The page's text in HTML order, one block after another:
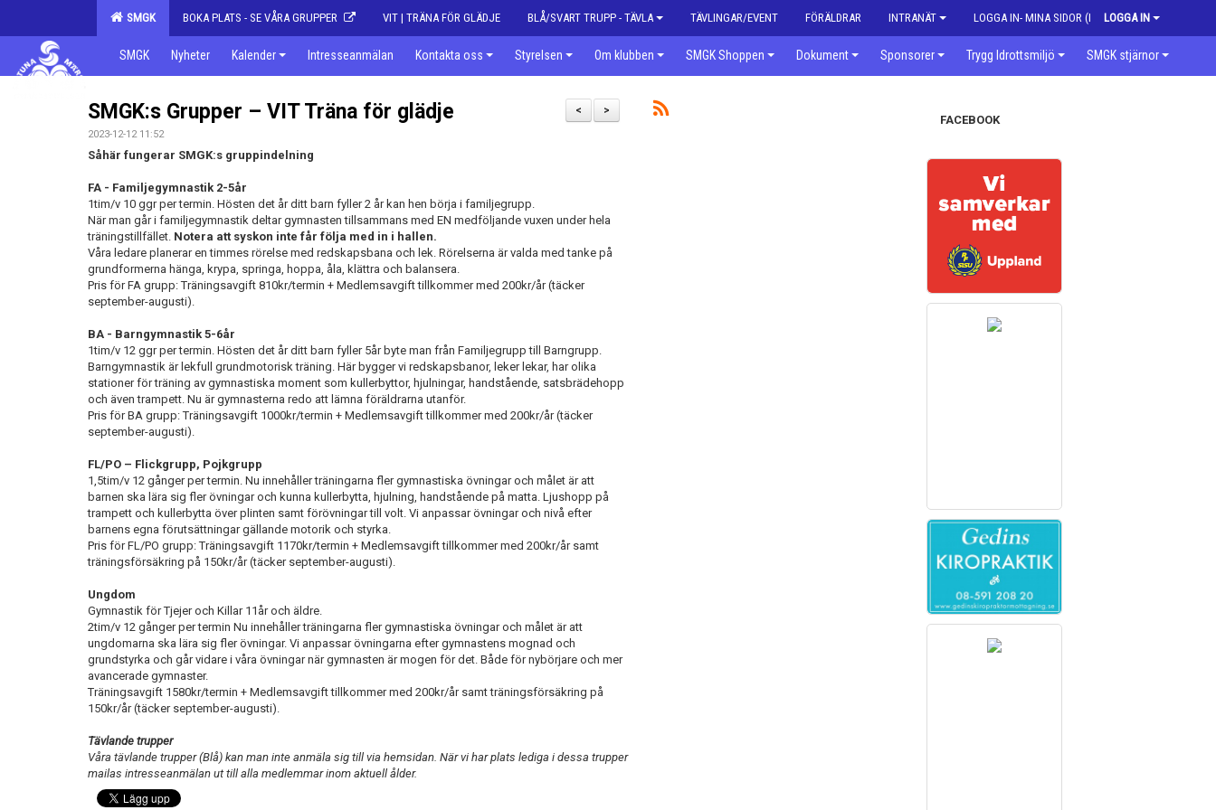
SMGK BOKA PLATS - SE VÅRA GRUPPER VIT | TRÄNA FÖR GLÄDJE BLÅ/SVART TRUPP - TÄVLA TÄVLINGAR/EVENT FÖRÄLDRAR INTRANÄT LOGGA IN- MINA SIDOR (MEDLEM)
LOGGA IN
SMGK Nyheter Kalender Intresseanmälan Kontakta oss Styrelsen Om klubben SMGK Shoppen Dokument Sponsorer Trygg Idrottsmiljö SMGK stjärnor
>
<
SMGK:s Grupper – VIT Träna för glädje
2023-12-12 11:52
Såhär fungerar SMGK:s gruppindelning
FA - Familjegymnastik 2-5år
1tim/v 10 ggr per termin. Hösten det år ditt barn fyller 2 år kan hen börja i familjegrupp.
När man går i familjegymnastik deltar gymnasten tillsammans med EN medföljande vuxen under hela
träningstillfället. Notera att syskon inte får följa med in i hallen.
Våra ledare planerar en timmes rörelse med redskapsbana och lek. Rörelserna är valda med tanke på
grundformerna hänga, krypa, springa, hoppa, åla, klättra och balansera.
Pris för FA grupp: Träningsavgift 810kr/termin + Medlemsavgift tillkommer med 200kr/år (täcker
september-augusti).
BA - Barngymnastik 5-6år
1tim/v 12 ggr per termin. Hösten det år ditt barn fyller 5år byte man från Familjegrupp till Barngrupp.
Barngymnastik är lekfull grundmotorisk träning. Här bygger vi redskapsbanor, leker lekar, har olika
stationer för träning av gymnastiska moment som kullerbyttor, hjulningar, handstående, satsbrädehopp
och även trampett. Nu är gymnasterna redo att lämna föräldrarna utanför.
Pris för BA grupp: Träningsavgift 1000kr/termin + Medlemsavgift tillkommer med 200kr/år (täcker
september-augusti).
FL/PO – Flickgrupp, Pojkgrupp
1,5tim/v 12 gånger per termin. Nu innehåller träningarna fler gymnastiska övningar och målet är att
barnen ska lära sig fler övningar och kunna kullerbytta, hjulning, handstående på matta. Ljushopp på
trampett och kullerbytta över plinten samt förövningar till volt. Vi anpassar övningar och nivå efter
barnens egna förutsättningar gällande motorik och styrka.
Pris för FL/PO grupp: Träningsavgift 1170kr/termin + Medlemsavgift tillkommer med 200kr/år samt
träningsförsäkring på 150kr/år (täcker september-augusti).
Ungdom
Gymnastik för Tjejer och Killar 11år och äldre.
2tim/v 12 gånger per termin Nu innehåller träningarna fler gymnastiska övningar och målet är att
ungdomarna ska lära sig fler övningar. Vi anpassar övningarna efter gymnastens mognad och
grundstyrka och går vidare i våra övningar när gymnasten är mogen för det. Både för nybörjare och mer
avancerade gymnaster.
Träningsavgift 1580kr/termin + Medlemsavgift tillkommer med 200kr/år samt träningsförsäkring på
150kr/år (täcker september-augusti).
Tävlande trupper
Våra tävlande trupper (Blå) kan man inte anmäla sig till via hemsidan. När vi har plats lediga i dessa trupper
mailas intresseanmälan ut till alla medlemmar inom aktuell ålder.
FACEBOOK